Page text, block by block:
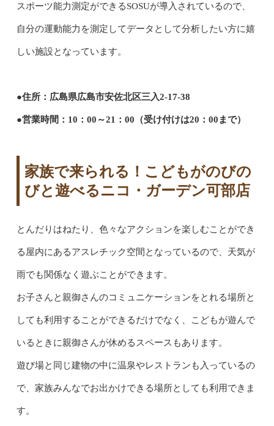
スポーツ能力測定ができるSOSUが導入されているので、
自分の運動能力を測定してデータとして分析したい方に嬉
しい施設となっています。
●住所：広島県広島市安佐北区三入2-17-38
●営業時間：10：00～21：00（受け付けは20：00まで）
家族で来られる！こどもがのびの
びと遊べるニコ・ガーデン可部店
とんだりはねたり、色々なアクションを楽しむことができ
る屋内にあるアスレチック空間となっているので、天気が
雨でも関係なく遊ぶことができます。
お子さんと親御さんのコミュニケーションをとれる場所と
しても利用することができるだけでなく、こどもが遊んで
いるときに親御さんが休めるスペースもあります。
遊び場と同じ建物の中に温泉やレストランも入っているの
で、家族みんなでお出かけできる場所としても利用できま
す。